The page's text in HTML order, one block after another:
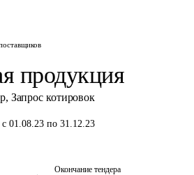
продукция
, Запрос котировок
с 01.08.23 по 31.12.23
Окончание тендера